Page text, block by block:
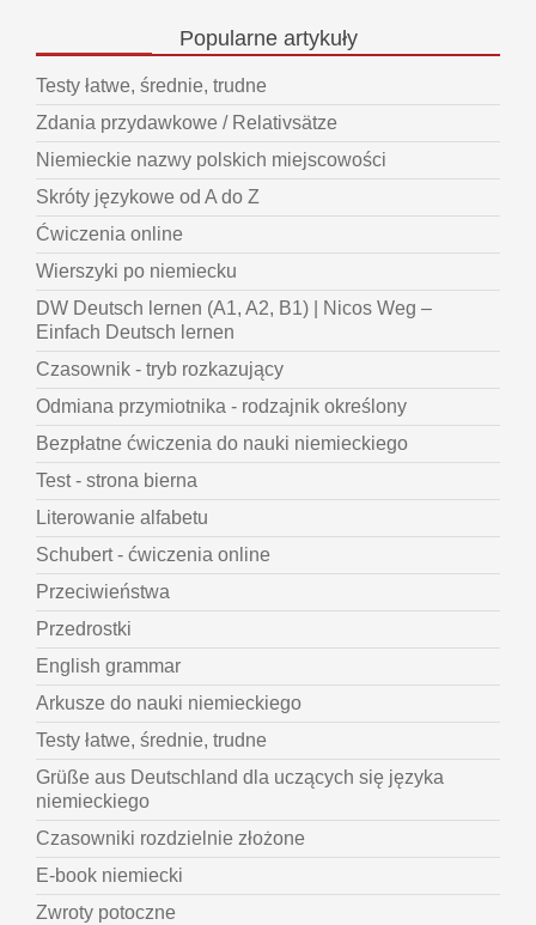
Popularneartykuły
Testy łatwe, średnie, trudne
Zdania przydawkowe / Relativsätze
Niemieckie nazwy polskich miejscowości
Skróty językowe od A do Z
Ćwiczenia online
Wierszyki po niemiecku
DW Deutsch lernen (A1, A2, B1) | Nicos Weg –
Einfach Deutsch lernen
Czasownik - tryb rozkazujący
Odmiana przymiotnika - rodzajnik określony
Bezpłatne ćwiczenia do nauki niemieckiego
Test - strona bierna
Literowanie alfabetu
Schubert - ćwiczenia online
Przeciwieństwa
Przedrostki
English grammar
Arkusze do nauki niemieckiego
Testy łatwe, średnie, trudne
Grüße aus Deutschland dla uczących się języka
niemieckiego
Czasowniki rozdzielnie złożone
E-book niemiecki
Zwroty potoczne